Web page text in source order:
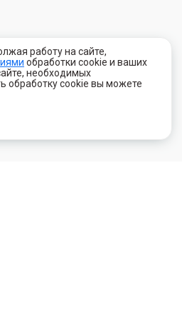
работу на сайте,
обработки cookie и ваших
необходимых
обработку cookie вы можете